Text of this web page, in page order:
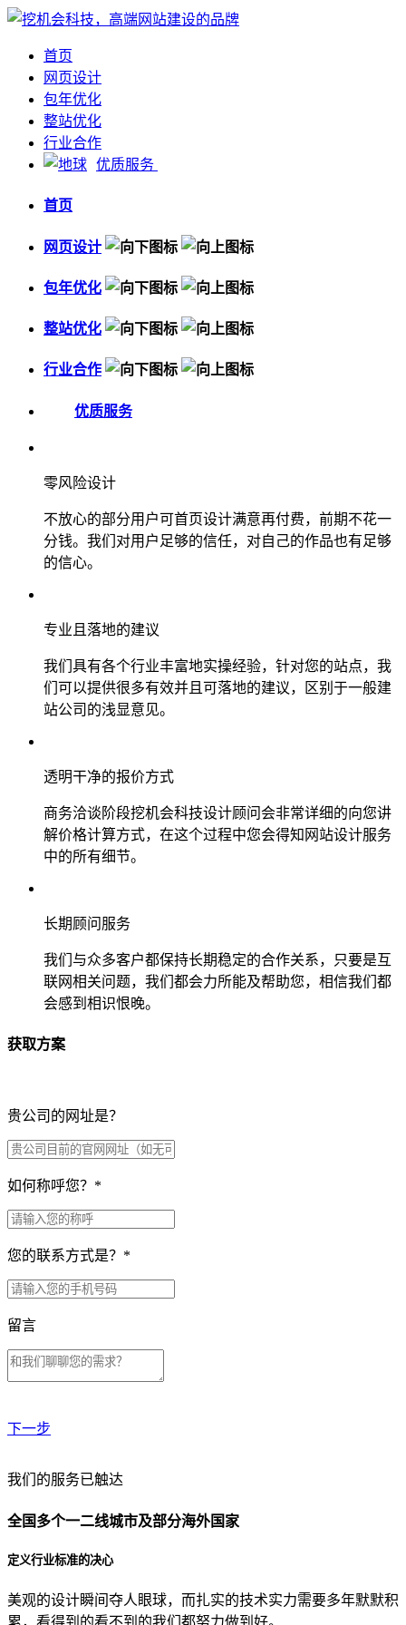
首页
网页设计
包年优化
整站优化
行业合作
优质服务
首页
网页设计
包年优化
整站优化
行业合作
优质服务
零风险设计
不放心的部分用户可首页设计满意再付费，前期不花一
分钱。我们对用户足够的信任，对自己的作品也有足够
的信心。
专业且落地的建议
我们具有各个行业丰富地实操经验，针对您的站点，我
们可以提供很多有效并且可落地的建议，区别于一般建
站公司的浅显意见。
透明干净的报价方式
商务洽谈阶段挖机会科技设计顾问会非常详细的向您讲
解价格计算方式，在这个过程中您会得知网站设计服务
中的所有细节。
长期顾问服务
我们与众多客户都保持长期稳定的合作关系，只要是互
联网相关问题，我们都会力所能及帮助您，相信我们都
会感到相识恨晚。
获取方案
贵公司的网址是？
如何称呼您？ *
您的联系方式是？ *
留言
下一步
贵公司预算范围是？
贵公司的团队规模是？
目前主要的营销渠道是？
我们的服务已触达
全国多个一二线城市及部分海外国家
定义行业标准的决心
美观的设计瞬间夺人眼球，而扎实的技术实力需要多年默默积
累，看得到的看不到的我们都努力做到好。